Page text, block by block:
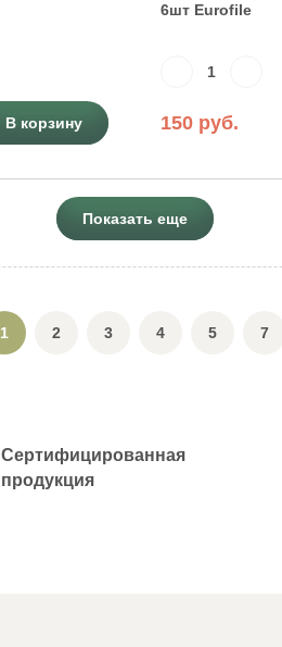
В корзину
6шт Eurofile
150 руб.
Показать еще
1 2 3 4 5 7
Сертифицированная
продукция